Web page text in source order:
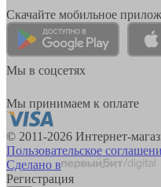
Скачайте мобильное
Мы в соцсетях
Мы принимаем к оплате
© 2011-2026 Интернет-
Пользовательское
Сделано в
Регистрация